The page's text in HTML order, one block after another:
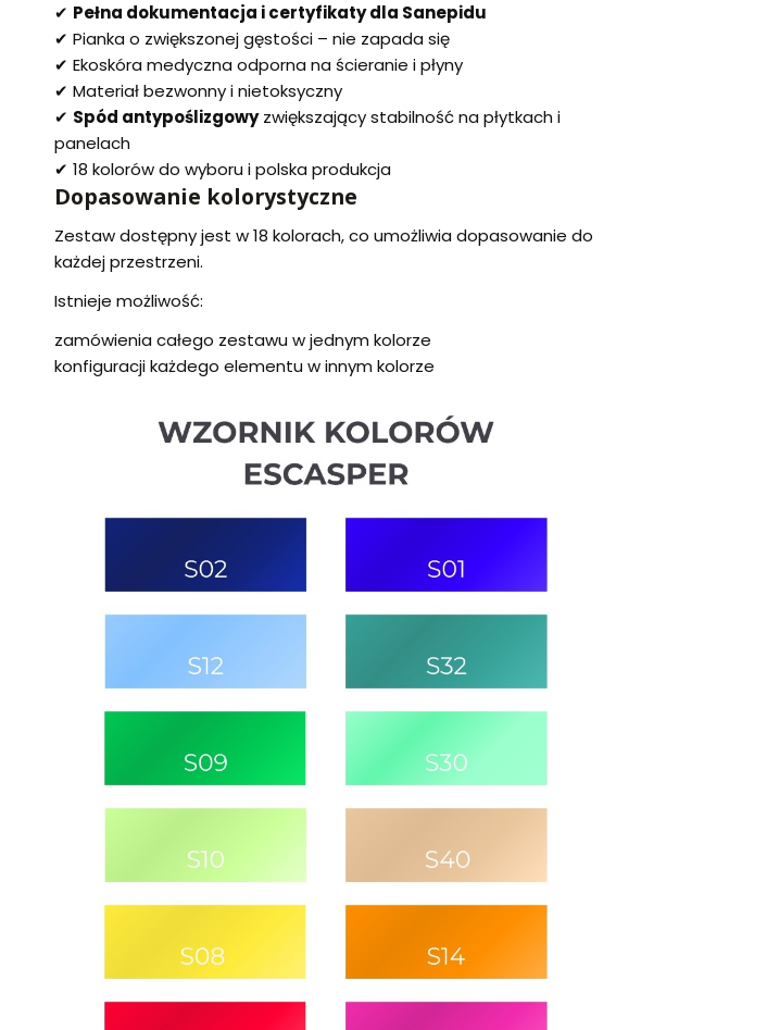
✔ Pełna dokumentacja i certyfikaty dla Sanepidu
✔ Pianka o zwiększonej gęstości – nie zapada się
✔ Ekoskóra medyczna odporna na ścieranie i płyny
✔ Materiał bezwonny i nietoksyczny
✔ Spód antypoślizgowyzwiększający stabilność na płytkach i
panelach
✔ 18 kolorów do wyboru i polska produkcja
Dopasowanie kolorystyczne
Zestaw dostępny jest w 18 kolorach, co umożliwia dopasowanie do
każdej przestrzeni.
Istnieje możliwość:
zamówienia całego zestawu w jednym kolorze
konfiguracji każdego elementu w innym kolorze